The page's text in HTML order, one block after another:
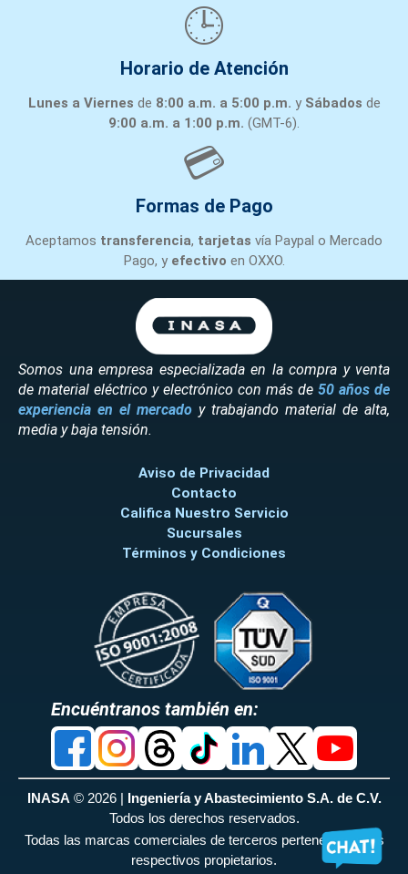
🕒
Horario de Atención
Lunes a Viernes de 8:00 a.m. a 5:00 p.m. y Sábados de
9:00 a.m. a 1:00 p.m. (GMT-6).
💳
Formas de Pago
Aceptamos transferencia, tarjetas vía Paypal o Mercado
Pago, y efectivo en OXXO.
Somos una empresa especializada en la compra y venta
de material eléctrico y electrónico con más de 50 años de
experiencia en el mercado y trabajando material de alta,
media y baja tensión.
Aviso de Privacidad
Contacto
Califica Nuestro Servicio
Sucursales
Términos y Condiciones
Encuéntranos también en:
INASA © 2026 | Ingeniería y Abastecimiento S.A. de C.V.
Todos los derechos reservados.
Todas las marcas comerciales de terceros pertenecen a sus
respectivos propietarios.